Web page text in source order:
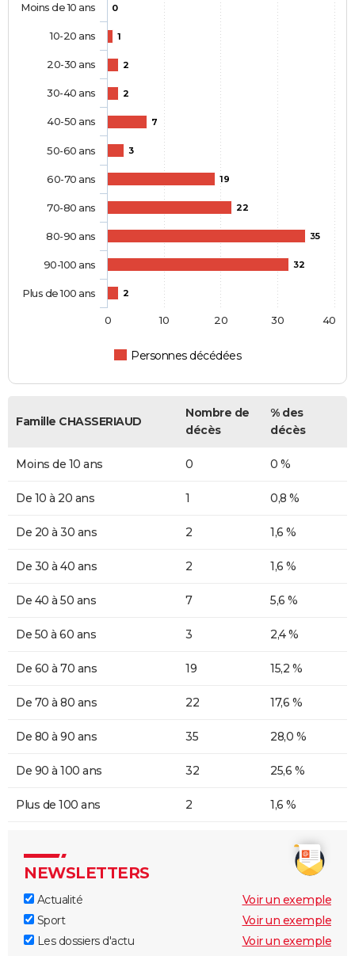
0
1
2
2
7
3
19
22
35
32
2
Personnes décédées
Moins de 10 ans
10-20 ans
20-30 ans
30-40 ans
40-50 ans
50-60 ans
60-70 ans
70-80 ans
80-90 ans
90-100 ans
Plus de 100 ans
0 10 20 30 40
Famille CHASSERIAUD
Nombre de
décès
% des
décès
Moins de 10 ans 0 0 %
De 10 à 20 ans 1 0,8 %
De 20 à 30 ans 2 1,6 %
De 30 à 40 ans 2 1,6 %
De 40 à 50 ans 7 5,6 %
De 50 à 60 ans 3 2,4 %
De 60 à 70 ans 19 15,2 %
De 70 à 80 ans 22 17,6 %
De 80 à 90 ans 35 28,0 %
De 90 à 100 ans 32 25,6 %
Plus de 100 ans 2 1,6 %
NEWSLETTERS
Actualité
Voir un exemple
Sport
Voir un exemple
Les dossiers d'actu
Voir un exemple